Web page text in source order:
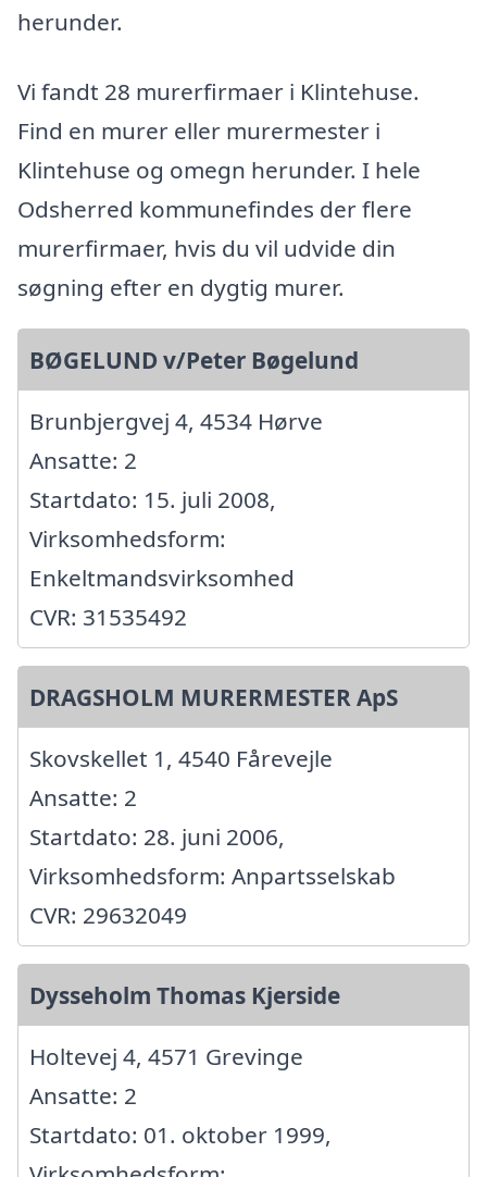
herunder.
Vi fandt 28 murerfirmaer i Klintehuse.
Find en murer eller murermester i
Klintehuse og omegn herunder. I hele
Odsherred kommunefindes der flere
murerfirmaer, hvis du vil udvide din
søgning efter en dygtig murer.
BØGELUND v/Peter Bøgelund
Brunbjergvej 4, 4534 Hørve
Ansatte: 2
Startdato: 15. juli 2008,
Virksomhedsform:
Enkeltmandsvirksomhed
CVR: 31535492
DRAGSHOLM MURERMESTER ApS
Skovskellet 1, 4540 Fårevejle
Ansatte: 2
Startdato: 28. juni 2006,
Virksomhedsform: Anpartsselskab
CVR: 29632049
Dysseholm Thomas Kjerside
Holtevej 4, 4571 Grevinge
Ansatte: 2
Startdato: 01. oktober 1999,